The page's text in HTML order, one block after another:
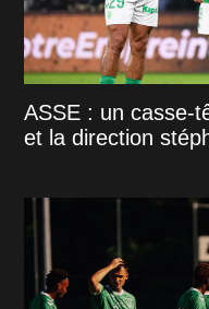
ASSE : un casse-
et la direction